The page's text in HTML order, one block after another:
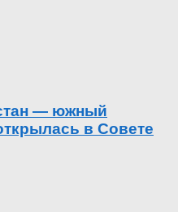
— южный
в Совете